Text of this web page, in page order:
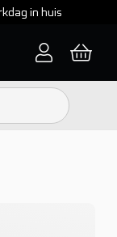
in huis